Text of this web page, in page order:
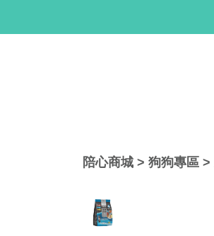
陪心商城 > 狗狗專區 >